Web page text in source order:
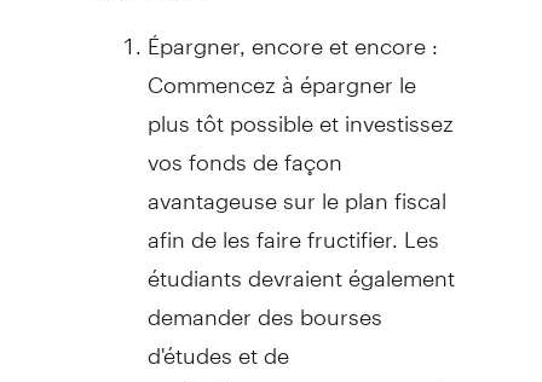
Épargner, encore et encore :
Commencez à épargner le
plus tôt possible et investissez
vos fonds de façon
avantageuse sur le plan fiscal
afin de les faire fructifier. Les
étudiants devraient également
demander des bourses
d'études et de